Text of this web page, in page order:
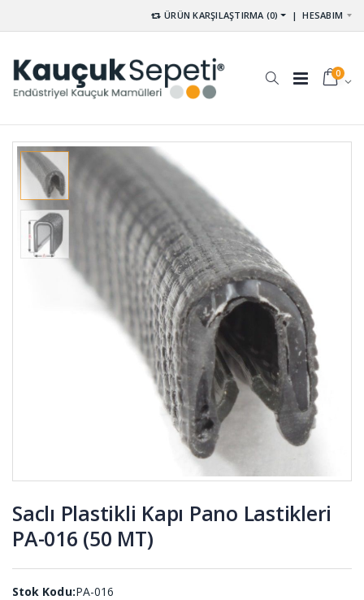
ÜRÜN KARŞILAŞTIRMA (0) |HESABIM
0
Saclı Plastikli Kapı Pano Lastikleri
PA-016 (50 MT)
Stok Kodu:PA-016
Vakum
Ayaklı
Takozları
KTS-001
Paket
Lastikleri
PL-001
Membran
Lastikleri
MEL-001